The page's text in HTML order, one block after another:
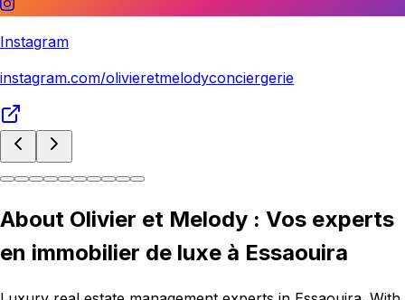
Instagram
instagram.com/olivieretmelodyconciergerie
About Olivier et Melody : Vos experts
en immobilier de luxe à Essaouira